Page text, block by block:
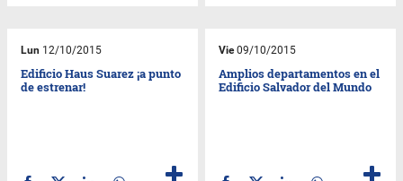
Lun 12/10/2015
Edificio Haus Suarez ¡a punto
de estrenar!
Vie09/10/2015
Amplios departamentos en el
Edificio Salvador del Mundo